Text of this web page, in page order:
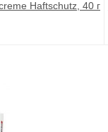
Haftschutz, 40 г